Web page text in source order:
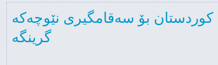
بۆ سەقامگیری نێوچەکە
گرینگە